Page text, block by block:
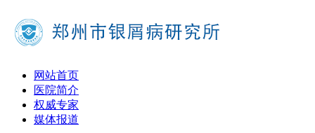
网站首页
医院简介
权威专家
媒体报道